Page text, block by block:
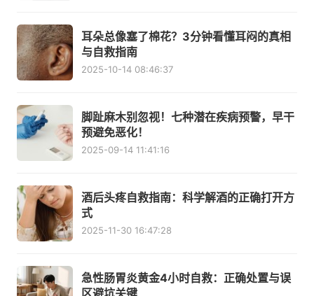
耳朵总像塞了棉花？3分钟看懂耳闷的真相
与自救指南
2025-10-14 08:46:37
脚趾麻木别忽视！七种潜在疾病预警，早干
预避免恶化！
2025-09-14 11:41:16
酒后头疼自救指南：科学解酒的正确打开方
式
2025-11-30 16:47:28
急性肠胃炎黄金4小时自救：正确处置与误